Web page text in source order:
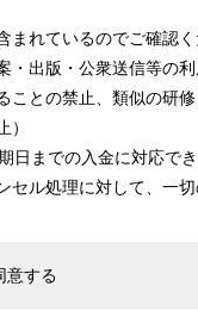
まれているのでご確認
・出版・公衆送信等の
ことの禁止、類似の研
）
日までの入金に対応で
セル処理に対して、一
意する